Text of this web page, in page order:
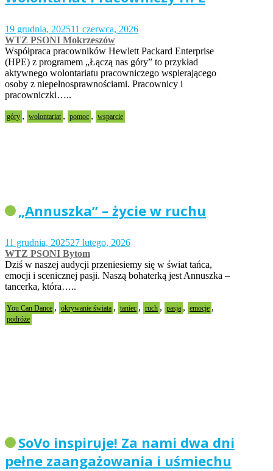
19 grudnia, 202511 czerwca, 2026
WTZ PSONI Mokrzeszów
Współpraca pracowników Hewlett Packard Enterprise
(HPE) z programem „Łączą nas góry” to przykład
aktywnego wolontariatu pracowniczego wspierającego
osoby z niepełnosprawnościami. Pracownicy i
pracowniczki…..
góry , wolontariat , pomoc , wsparcie
„Annuszka” – życie w ruchu
11 grudnia, 202527 lutego, 2026
WTZ PSONI Bytom
Dziś w naszej audycji przeniesiemy się w świat tańca,
emocji i scenicznej pasji. Naszą bohaterką jest Annuszka –
tancerka, która…..
You Can Dance , okrywanie świata , taniec , ruch , pasja , emocje ,
podróże
SoVo inspiruje! Za nami dwa dni
pełne zaangażowania i uśmiechu